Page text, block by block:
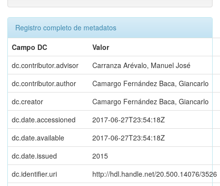
Registro completo de metadatos
Campo DC
Valor
dc.contributor.advisor
Carranza Arévalo, Manuel José
dc.contributor.author
Camargo Fernández Baca, Giancarlo
dc.creator
Camargo Fernández Baca, Giancarlo
dc.date.accessioned
2017-06-27T23:54:18Z
dc.date.available
2017-06-27T23:54:18Z
dc.date.issued
2015
dc.identifier.uri
http://hdl.handle.net/20.500.14076/3526